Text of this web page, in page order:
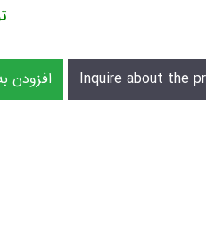
افزودن Inquire about the